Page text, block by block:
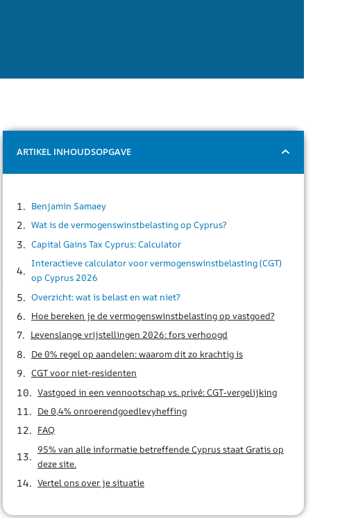
ARTIKEL INHOUDSOPGAVE
Benjamin Samaey
Wat is de vermogenswinstbelasting op Cyprus?
Capital Gains Tax Cyprus: Calculator
Interactieve calculator voor vermogenswinstbelasting (CGT)
op Cyprus 2026
Overzicht: wat is belast en wat niet?
Hoe bereken je de vermogenswinstbelasting op vastgoed?
Levenslange vrijstellingen 2026: fors verhoogd
De 0% regel op aandelen: waarom dit zo krachtig is
CGT voor niet-residenten
Vastgoed in een vennootschap vs. privé: CGT-vergelijking
De 0,4% onroerendgoedlevyheffing
FAQ
95% van alle informatie betreffende Cyprus staat Gratis op
deze site.
Vertel ons over je situatie